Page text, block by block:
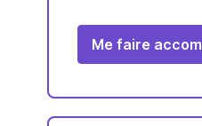
Me faire